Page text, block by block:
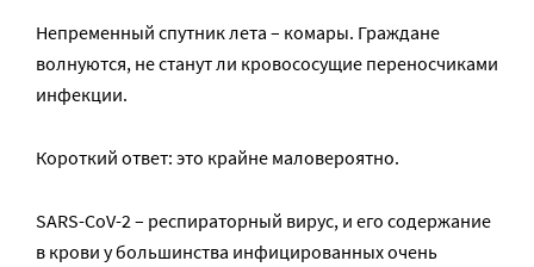
Непременный спутник лета – комары. Граждане
волнуются, не станут ли кровососущие переносчиками
инфекции.
Короткий ответ: это крайне маловероятно.
SARS-CoV-2 – респираторный вирус, и его содержание
в крови у большинства инфицированных очень